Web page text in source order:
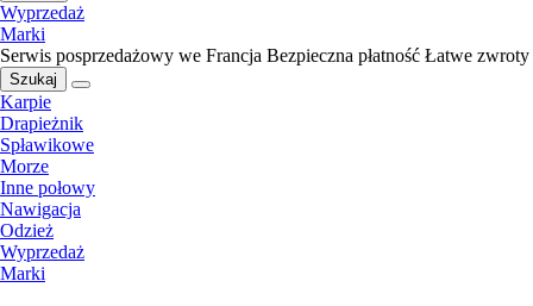
Wyprzedaż
Marki
Serwis posprzedażowy we Francja Bezpieczna płatność Łatwe zwroty
Szukaj
Karpie
Drapieżnik
Spławikowe
Morze
Inne połowy
Nawigacja
Odzież
Wyprzedaż
Marki